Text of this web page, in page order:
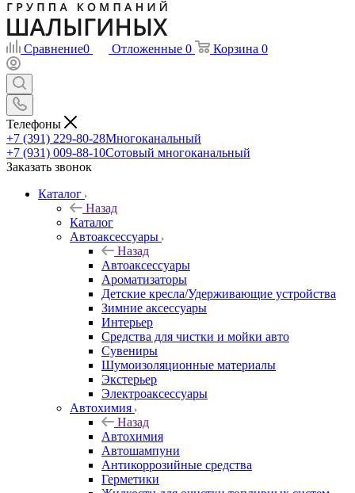
Сравнение0 Отложенные 0 Корзина 0
Телефоны
+7 (391) 229-80-28Многоканальный
+7 (931) 009-88-10Сотовый многоканальный
Заказать звонок
Каталог
Назад
Каталог
Автоаксессуары
Назад
Автоаксессуары
Ароматизаторы
Детские кресла/Удерживающие устройства
Зимние аксессуары
Интерьер
Средства для чистки и мойки авто
Сувениры
Шумоизоляционные материалы
Экстерьер
Электроаксессуары
Автохимия
Назад
Автохимия
Автошампуни
Антикоррозийные средства
Герметики